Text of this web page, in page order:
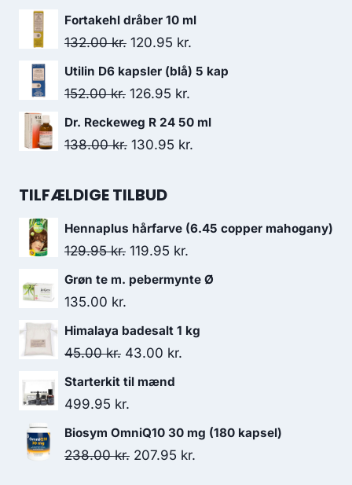
36.95 kr..
er:
26.00 kr..
oprindelige
pris
27.00 kr..
aktuelle
pris
er:
17.95 kr..
Fortakehl dråber 10 ml
132.00kr. Den
oprindelige
pris
132.00 kr..
120.95 kr.
aktuelle
Utilin D6 kapsler (blå) 5 kap
152.00kr. Den
oprindelige
pris
152.00 kr..
126.95 kr.
aktuelle
pris
Dr. Reckeweg R 24 50 ml
138.00kr. Den
pris
138.00 kr..
130.95 kr.
130.95 kr..
TILFÆLDIGE TILBUD
Hennaplus hårfarve (6.45 copper mahogany)
129.95kr. Den
oprindelige
129.95 kr..
119.95 kr.
aktuelle
Grøn te m. pebermynte Ø
135.00 kr.
Himalaya badesalt 1 kg
45.00kr. Den
oprindelige
pris
45.00 kr..
43.00 kr.
43.00 kr..
Starterkit til mænd
499.95 kr.
Biosym OmniQ10 30 mg (180 kapsel)
238.00kr. Den
207.95 kr.